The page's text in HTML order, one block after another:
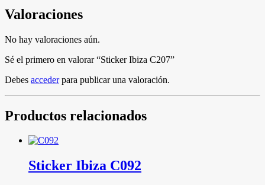
Valoraciones
No hay valoraciones aún.
Sé el primero en valorar “Sticker Ibiza C207”
Debes accederpara publicar una valoración.
Productos relacionados
Sticker Ibiza C092